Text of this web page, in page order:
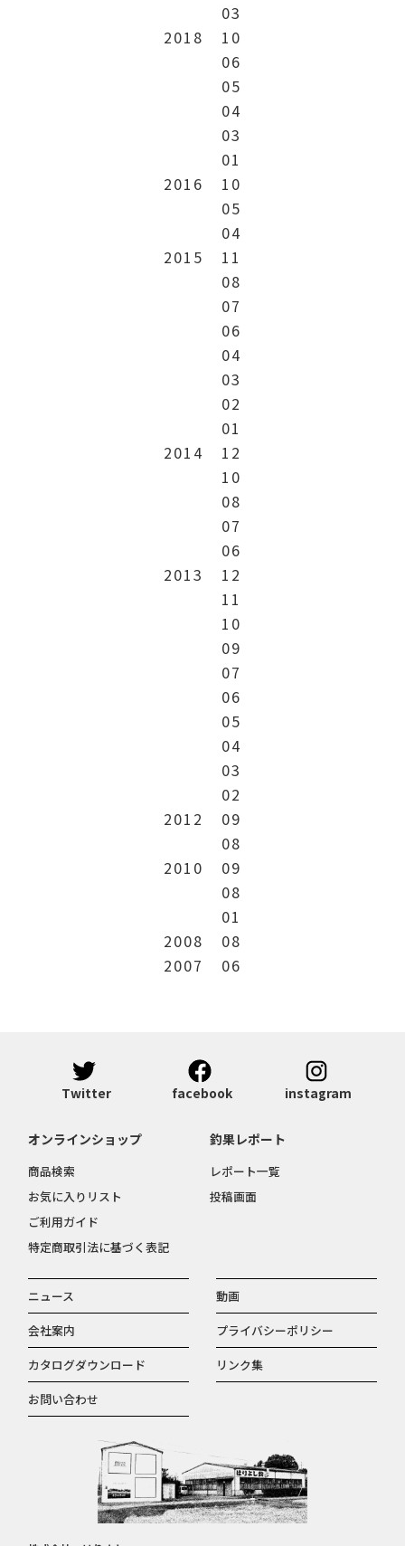
03
2018
10
06
05
04
03
01
2016
10
05
04
2015
11
08
07
06
04
03
02
01
2014
12
10
08
07
06
2013
12
11
10
09
07
06
05
04
03
02
2012
09
08
2010
09
08
01
2008
08
2007
06
Twitter facebook instagram
ニュース
動画
会社案内
プライバシーポリシー
カタログダウンロード
リンク集
お問い合わせ
オンラインショップ
商品検索
お気に入りリスト
ご利用ガイド
特定商取引法に基づく表記
釣果レポート
レポート一覧
投稿画面